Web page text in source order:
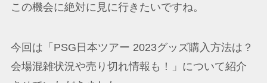
この機会に絶対に見に行きたいですね。
今回は「PSG日本ツアー 2023グッズ購入方法は？
会場混雑状況や売り切れ情報も！」について紹介